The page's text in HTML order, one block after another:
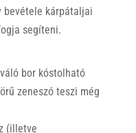
bevétele kárpátaljai
segíteni.
bor kóstolható
zeneszó teszi még
(illetve